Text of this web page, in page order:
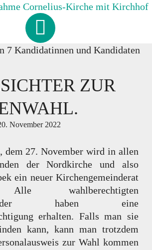
HAMBURG-FISCHBEK
ZUR
November 2022
dem 27. November wird in allen
der Nordkirche und also
ein neuer Kirchengemeinderat
wahlberechtigten
haben eine
erhalten. Falls man sie
kann, kann man trotzdem
zur Wahl kommen